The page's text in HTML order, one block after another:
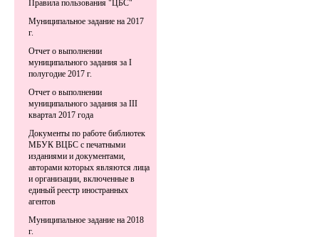
Правила пользования "ЦБС"
Муниципальное задание на 2017
г.
Отчет о выполнении
муниципального задания за I
полугодие 2017 г.
Отчет о выполнении
муниципального задания за III
квартал 2017 года
Документы по работе библиотек
МБУК ВЦБС с печатными
изданиями и документами,
авторами которых являются лица
и организации, включенные в
единый реестр иностранных
агентов
Муниципальное задание на 2018
г.